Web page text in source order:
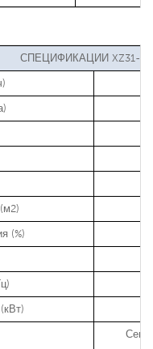
СПЕЦИФИКАЦИИ XZ31-
(%)